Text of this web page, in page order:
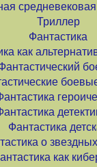
Триллер
Фантастика
как
Фантастика
о
как